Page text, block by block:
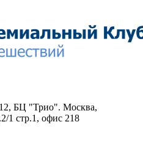
БЦ "Трио". Москва,
1 стр.1, офис 218